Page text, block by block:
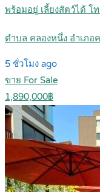
พร้อมอยู่ เลี้ยงสัตว์ได้ โ
ตำบล คลองหนึ่ง อำเภ
5 ชั่วโมง ago
ขาย For Sale
1,890,000฿